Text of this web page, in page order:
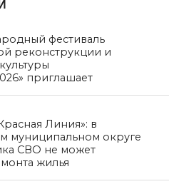
фестиваль
реконструкции и
приглашает
Линия»: в
муниципальном округе
СВО не может
жилья